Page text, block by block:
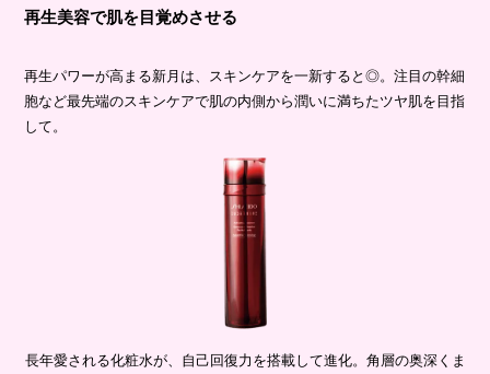
再生美容で肌を目覚めさせる
再生パワーが高まる新月は、スキンケアを一新すると◎。注目の幹細
胞など最先端のスキンケアで肌の内側から潤いに満ちたツヤ肌を目指
して。
長年愛される化粧水が、自己回復力を搭載して進化。角層の奥深くま